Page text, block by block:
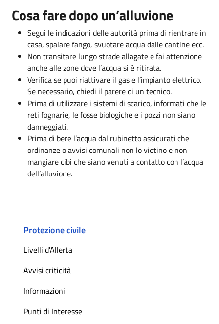
Cosa fare dopo un’alluvione
Segui le indicazioni delle autorità prima di rientrare in
casa, spalare fango, svuotare acqua dalle cantine ecc.
Non transitare lungo strade allagate e fai attenzione
anche alle zone dove l’acqua si è ritirata.
Verifica se puoi riattivare il gas e l’impianto elettrico.
Se necessario, chiedi il parere di un tecnico.
Prima di utilizzare i sistemi di scarico, informati che le
reti fognarie, le fosse biologiche e i pozzi non siano
danneggiati.
Prima di bere l’acqua dal rubinetto assicurati che
ordinanze o avvisi comunali non lo vietino e non
mangiare cibi che siano venuti a contatto con l’acqua
dell’alluvione.
Protezione civile
Livelli d'Allerta
Avvisi criticità
Informazioni
Punti di Interesse